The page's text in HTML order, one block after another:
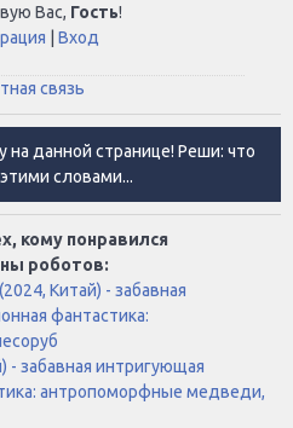
Вас, Гость!
Вход
связь
на данной странице! Реши: что
словами...
кому понравился
роботов:
Китай) - забавная
фантастика:
- забавная интригующая
антропоморфные медведи,